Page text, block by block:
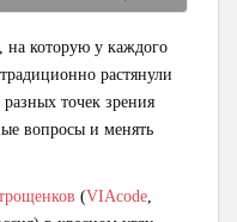
на которую у каждого
растянули
точек зрения
вопросы и менять
(VIAcode,